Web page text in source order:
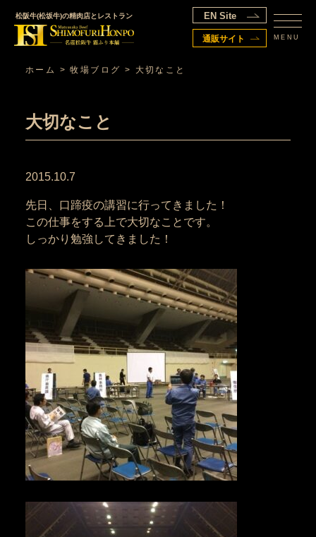
松阪牛(松坂牛)の精肉店とレストラン
通販サイト
EN Site
MENU
ホーム >牧場ブログ > 大切なこと
大切なこと
2015.10.7
先日、口蹄疫の講習に行ってきました！
この仕事をする上で大切なことです。
しっかり勉強してきました！